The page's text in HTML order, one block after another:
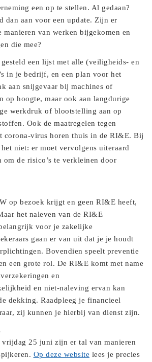
een op te stellen. Al gedaan?
dan aan voor een update. Zijn er
van werken bijgekomen en
die mee?
een lijst met alle (veiligheids- en
in je bedrijf, en een plan voor het
aan snijgevaar bij machines of
op hoogte, maar ook aan langdurige
werkdruk of blootstelling aan op
Ook de maatregelen tegen
corona-virus horen thuis in de RI&E. Bij
niet: er moet vervolgens uiteraard
om de risico’s te verkleinen door
op bezoek krijgt en geen RI&E heeft,
het naleven van de RI&E
voor je zakelijke
gaan er van uit dat je je houdt
Bovendien speelt preventie
een grote rol. De RI&E komt met name
en
en niet-naleving ervan kan
dekking. Raadpleeg je financieel
zij kunnen je hierbij van dienst zijn.
vrijdag 25 juni zijn er tal van manieren
Op deze website lees je precies